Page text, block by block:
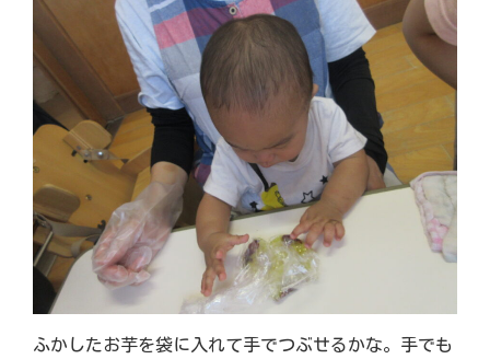
ふかしたお芋を袋に入れて手でつぶせるかな。手でも